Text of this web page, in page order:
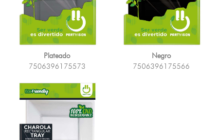
Plateado
7506396175573
Negro
7506396175566